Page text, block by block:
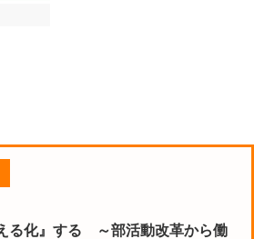
る化』する ～部活動改革から働